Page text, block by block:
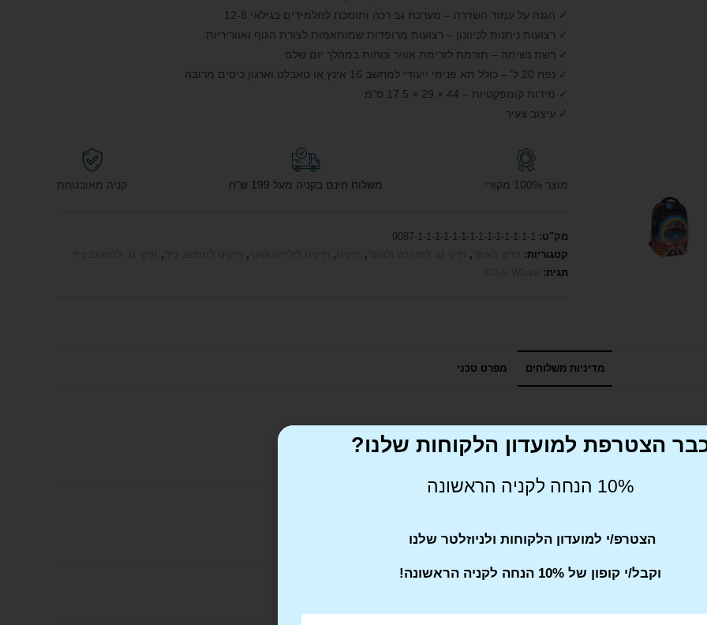
✓ הגנה על עמוד השדרה – מערכת גב רכה ותומכת לתלמידים בגילאי 8‑12
✓ רצועות ניתנות לכיוונון – רצועות מרופדות שמותאמות לצורת הגוף ואווריריות
✓ רשת נשימה – תורמת לזרימת אוויר ונוחות במהלך יום שלם
✓ נפח 20 ל' – כולל תא פנימי ייעודי למחשב 16 אינץ או טאבלט וארגון כיסים מרובה
✓ מידות קומפקטיות – 44 × 29 × 17.5 ס"מ
✓ עיצוב צעיר
מוצר 100% מקורי משלוח חינם בקניה מעל 199 ש"ח קניה מאובטחת
מק"ט: 9087-1-1-1-1-1-1-1-1-1-1-1-1-1-1
קטגוריות:
,
,
,
,
,
תגית:
מדיניות משלוחים מפרט טכני
Tweet This Product
הצטרפת למועדון הלקוחות שלנו?
10% הנחה לקניה הראשונה
הצטרפ/י למועדון הלקוחות ולניוזלטר שלנו
וקבל/י קופון של 10% הנחה לקניה הראשונה!